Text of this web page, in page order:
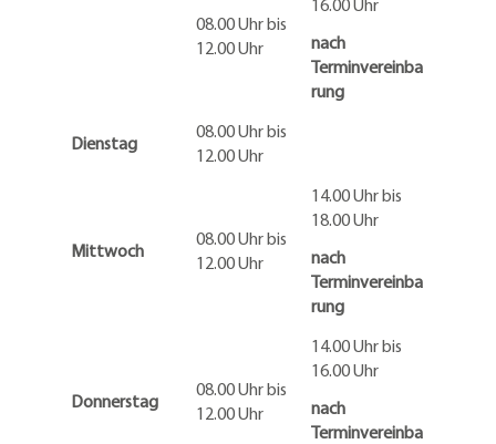
08.00 Uhr bis
12.00 Uhr
16.00 Uhr
nach
Terminvereinba
rung
Dienstag
08.00 Uhr bis
12.00 Uhr
Mittwoch
08.00 Uhr bis
12.00 Uhr
14.00 Uhr bis
18.00 Uhr
nach
Terminvereinba
rung
Donnerstag
08.00 Uhr bis
12.00 Uhr
14.00 Uhr bis
16.00 Uhr
nach
Terminvereinba